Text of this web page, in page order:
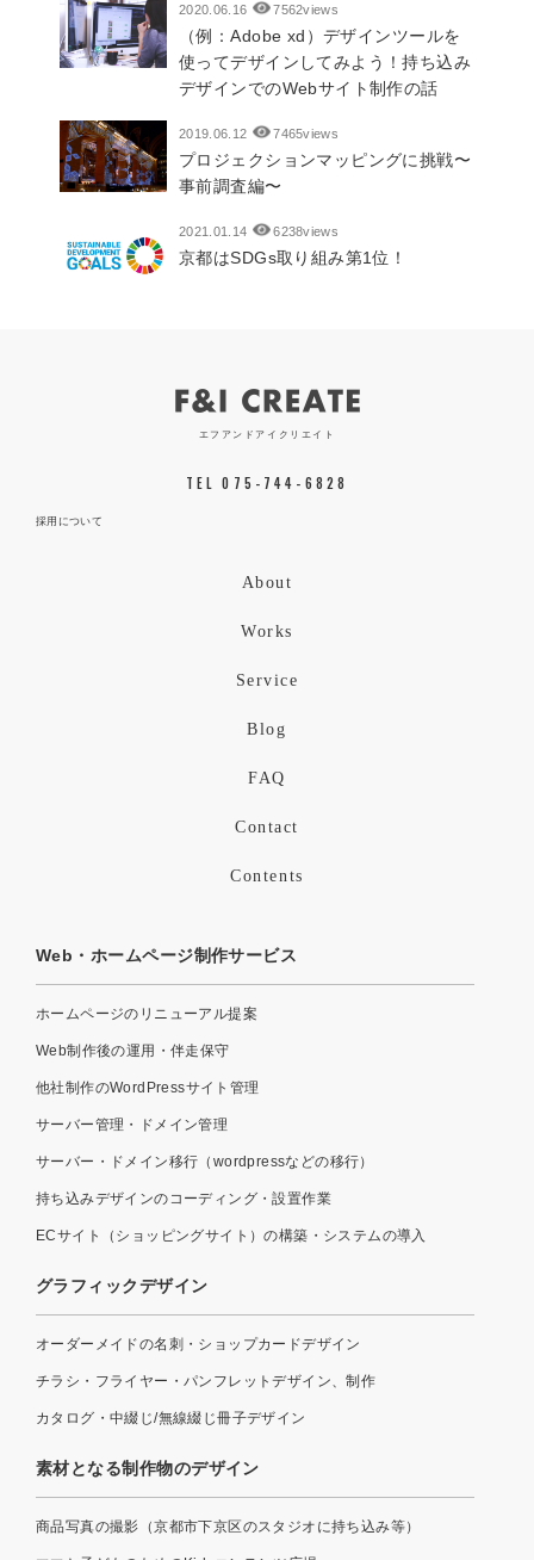
2020.06.16 7562views
（例：Adobe xd）デザインツールを
使ってデザインしてみよう！持ち込み
デザインでのWebサイト制作の話
2019.06.12 7465views
プロジェクションマッピングに挑戦〜
事前調査編〜
2021.01.14 6238views
京都はSDGs取り組み第1位！
エフアンドアイクリエイト
TEL 075-744-6828
採用について
About
Works
Service
Blog
FAQ
Contact
Contents
Web・ホームページ制作サービス
ホームページのリニューアル提案
Web制作後の運用・伴走保守
他社制作のWordPressサイト管理
サーバー管理・ドメイン管理
サーバー・ドメイン移行（wordpressなどの移行）
持ち込みデザインのコーディング・設置作業
ECサイト（ショッピングサイト）の構築・システムの導入
グラフィックデザイン
オーダーメイドの名刺・ショップカードデザイン
チラシ・フライヤー・パンフレットデザイン、制作
カタログ・中綴じ/無線綴じ冊子デザイン
素材となる制作物のデザイン
商品写真の撮影（京都市下京区のスタジオに持ち込み等）